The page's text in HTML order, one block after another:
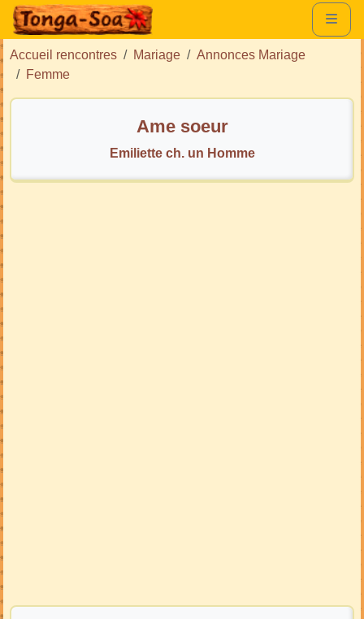
Accueil rencontres Mariage
Annonces Mariage
Femme
Ame soeur
Emiliette ch. un Homme